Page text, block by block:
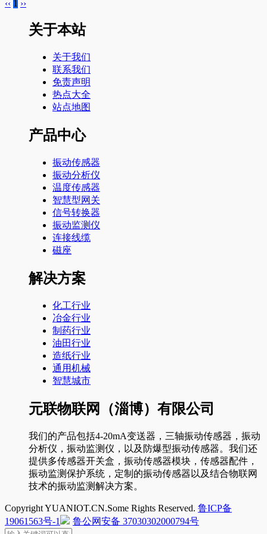
‹‹ 1 ››
关于本站
关于我们
联系我们
免责声明
热点大全
站点地图
产品中心
振动传感器
振动分析仪
温度传感器
智慧型网关
信号转换器
振动监测仪
连接线缆
磁座
解决方案
化工行业
冶金行业
制药行业
油田行业
造纸行业
通用机械
智慧城市
元联物联网（淄博）有限公司
我们的产品包括4-20mA变送器，三轴振动传感器，振动
分析仪，振动监测仪，以及防爆型振动传感器。我们还
提供多传感器开关盒，振动传感器模块，传感器配件，
振动监测保护系统，定制的振动传感器以及结合物联网
技术的振动监测解决方案。
Copyright YUANIOT.CN.Some Rights Reserved. 鲁ICP备
19061563号-1
鲁公网安备 37030302000794号